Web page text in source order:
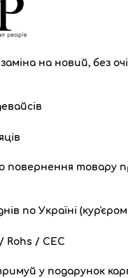
на новий, без
повернення товару
по Україні
Rohs / CEC
у подарунок